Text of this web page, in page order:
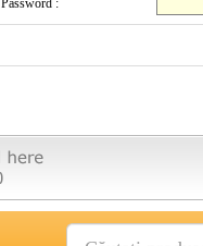
Password :